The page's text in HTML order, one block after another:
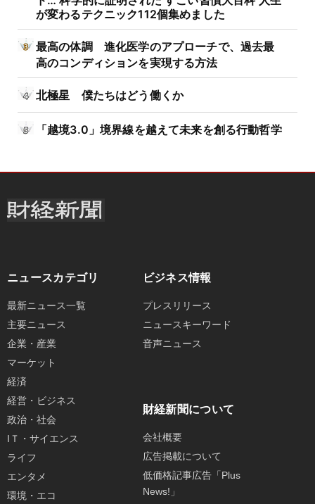
が変わるテクニック112個集めました
最高の体調 進化医学のアプローチで、過去最
高のコンディションを実現する方法
北極星 僕たちはどう働くか
「越境3.0」境界線を越えて未来を創る行動哲学
ニュースカテゴリ
最新ニュース一覧
主要ニュース
企業・産業
マーケット
経済
経営・ビジネス
政治・社会
IＴ・サイエンス
ライフ
エンタメ
環境・エコ
ビジネス情報
プレスリリース
ニュースキーワード
音声ニュース
財経新聞について
会社概要
広告掲載について
低価格記事広告「Plus
News!」